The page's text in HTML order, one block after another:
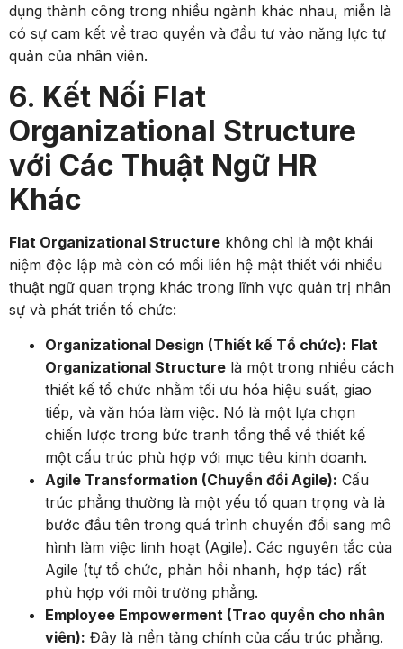
dụng thành công trong nhiều ngành khác nhau, miễn là
có sự cam kết về trao quyền và đầu tư vào năng lực tự
quản của nhân viên.
6. Kết Nối Flat
Organizational Structure
với Các Thuật Ngữ HR
Khác
Flat Organizational Structure không chỉ là một khái
niệm độc lập mà còn có mối liên hệ mật thiết với nhiều
thuật ngữ quan trọng khác trong lĩnh vực quản trị nhân
sự và phát triển tổ chức:
Organizational Design (Thiết kế Tổ chức): Flat
Organizational Structure là một trong nhiều cách
thiết kế tổ chức nhằm tối ưu hóa hiệu suất, giao
tiếp, và văn hóa làm việc. Nó là một lựa chọn
chiến lược trong bức tranh tổng thể về thiết kế
một cấu trúc phù hợp với mục tiêu kinh doanh.
Agile Transformation (Chuyển đổi Agile): Cấu
trúc phẳng thường là một yếu tố quan trọng và là
bước đầu tiên trong quá trình chuyển đổi sang mô
hình làm việc linh hoạt (Agile). Các nguyên tắc của
Agile (tự tổ chức, phản hồi nhanh, hợp tác) rất
phù hợp với môi trường phẳng.
Employee Empowerment (Trao quyền cho nhân
viên): Đây là nền tảng chính của cấu trúc phẳng.